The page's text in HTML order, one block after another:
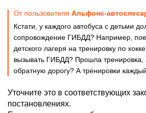
От пользователя Альфoнс-
Кстати, у каждого автобуса с детьми
сопровождение ГИБДД? Например,
детского лагеря на тренировку по
вызывать ГИБДД? Прошла тренировка,
обратную дорогу? А тренировки
Уточните это в соответствующих
постановлениях.